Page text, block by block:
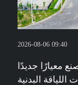
2026-08-06 09:40
معيارًا جديدًا